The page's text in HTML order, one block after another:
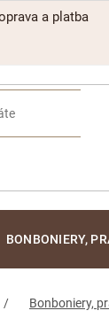
a platba
BONBONIERY,
Bonboniery,